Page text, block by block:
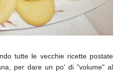
tutte le vecchie ricette postate
per dare un po' di "volume" al